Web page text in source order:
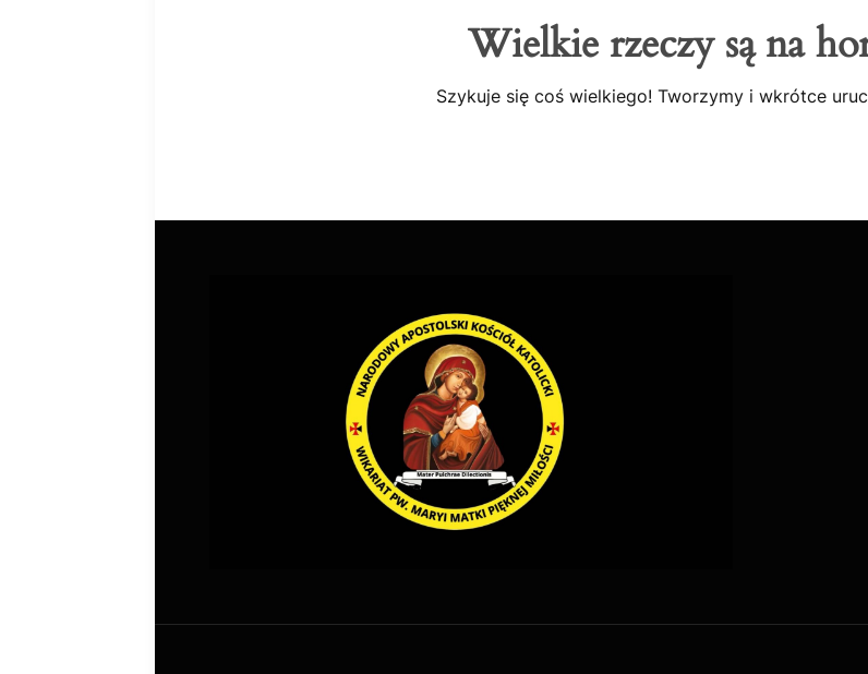
Wielkie rzeczy są na
Szykuje się coś wielkiego! Tworzymy i wkrótce